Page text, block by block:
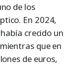
de los
En 2024,
crecido un
que en
de euros,